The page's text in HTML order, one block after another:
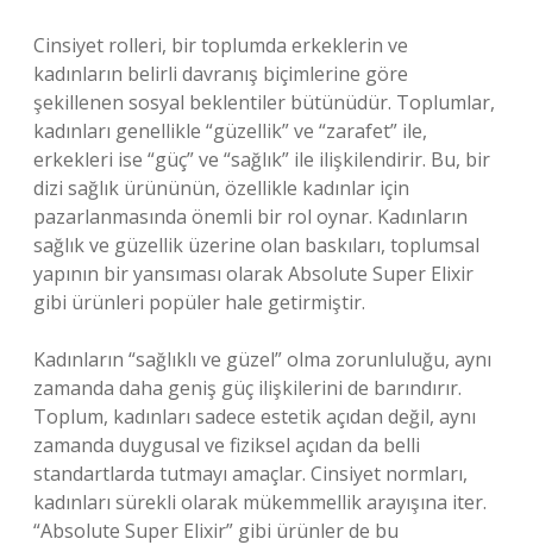
Cinsiyet rolleri, bir toplumda erkeklerin ve
kadınların belirli davranış biçimlerine göre
şekillenen sosyal beklentiler bütünüdür. Toplumlar,
kadınları genellikle “güzellik” ve “zarafet” ile,
erkekleri ise “güç” ve “sağlık” ile ilişkilendirir. Bu, bir
dizi sağlık ürününün, özellikle kadınlar için
pazarlanmasında önemli bir rol oynar. Kadınların
sağlık ve güzellik üzerine olan baskıları, toplumsal
yapının bir yansıması olarak Absolute Super Elixir
gibi ürünleri popüler hale getirmiştir.
Kadınların “sağlıklı ve güzel” olma zorunluluğu, aynı
zamanda daha geniş güç ilişkilerini de barındırır.
Toplum, kadınları sadece estetik açıdan değil, aynı
zamanda duygusal ve fiziksel açıdan da belli
standartlarda tutmayı amaçlar. Cinsiyet normları,
kadınları sürekli olarak mükemmellik arayışına iter.
“Absolute Super Elixir” gibi ürünler de bu